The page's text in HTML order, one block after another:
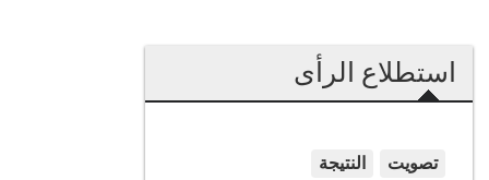
استطلاع الرأى